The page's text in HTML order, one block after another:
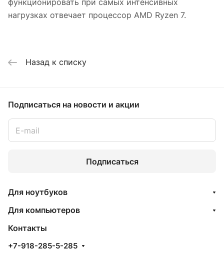
нагрузках отвечает процессор AMD Ryzen 7.
Назад к списку
Подписаться на новости и акции
Подписаться
Для ноутбуков
Для компьютеров
Контакты
+7-918-285-5-285